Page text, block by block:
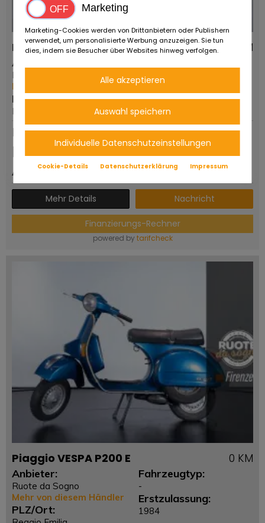
Ducati MONSTER M 750 0 KM
Anbieter:
Ruote da Sogno
Mehr von diesem Händler
PLZ/Ort:
Reggio Emilia
-
Erstzulassung:
2026
Dauerinserat
Preis auf
Anfrage
Mehr Details Nachricht
Finanzierungs-Rechner
powered by tarifcheck
Piaggio VESPA P200 E 0 KM
Anbieter:
Ruote da Sogno
Mehr von diesem Händler
PLZ/Ort:
Fahrzeugtyp:
-
Erstzulassung:
1984
Marketing
Marketing-Cookies werden von Drittanbietern oder Publishern
verwendet, um personalisierte Werbung anzuzeigen. Sie tun
dies, indem sie Besucher über Websites hinweg verfolgen.
Alle akzeptieren
Auswahl speichern
Individuelle Datenschutzeinstellungen
Cookie-Details Datenschutzerklärung Impressum